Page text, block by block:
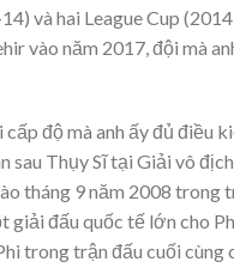
và hai League Cup
vào năm 2017, đội mà
độ mà anh ấy đủ điều
sau Thụy Sĩ tại Giải vô địch
tháng 9 năm 2008 trong
giải đấu quốc tế lớn cho
trong trận đấu cuối cùng